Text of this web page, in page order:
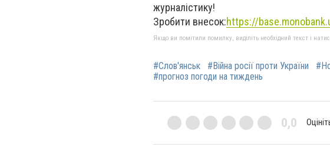
журналістику!
Зробити внесок:https://
Якщо ви помітили помилку, виділіть необхідний текст і
#Слов'янськ #Війна росії проти України
#прогноз погоди на тиждень
0,0